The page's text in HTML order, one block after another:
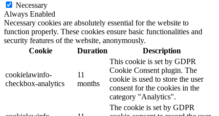
Necessary
Always Enabled
Necessary cookies are absolutely essential for the website to
function properly. These cookies ensure basic functionalities and
security features of the website, anonymously.
Cookie
Duration Description
cookielawinfo-
checkbox-analytics
11
months
This cookie is set by GDPR
Cookie Consent plugin. The
cookie is used to store the user
consent for the cookies in the
category "Analytics".
The cookie is set by GDPR